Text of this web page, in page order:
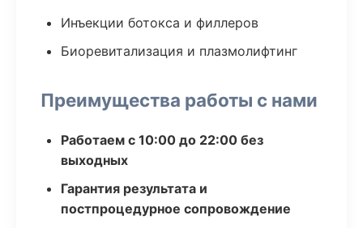
Инъекции ботокса и филлеров
Биоревитализация и плазмолифтинг
Преимущества работы с нами
Работаем с 10:00 до 22:00 без
выходных
Гарантия результата и
постпроцедурное сопровождение